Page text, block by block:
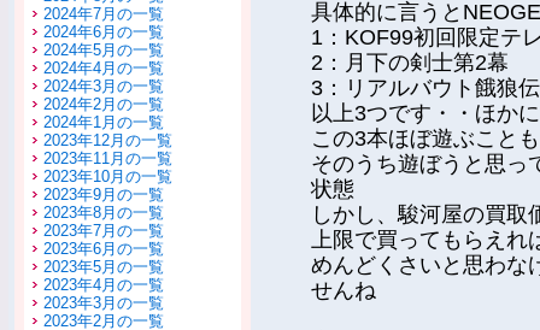
2024年7月の一覧
2024年6月の一覧
2024年5月の一覧
2024年4月の一覧
2024年3月の一覧
2024年2月の一覧
2024年1月の一覧
2023年12月の一覧
2023年11月の一覧
2023年10月の一覧
2023年9月の一覧
2023年8月の一覧
2023年7月の一覧
2023年6月の一覧
2023年5月の一覧
2023年4月の一覧
2023年3月の一覧
2023年2月の一覧
具体的に言うと
1：KOF99初回限定テ
2：月下の剣士第2幕
3：リアルバウト餓狼
以上3つです・・ほか
この3本ほぼ遊ぶこと
そのうち遊ぼうと思っ
状態
しかし、駿河屋の買取
上限で買ってもらえれ
めんどくさいと思わな
せんね